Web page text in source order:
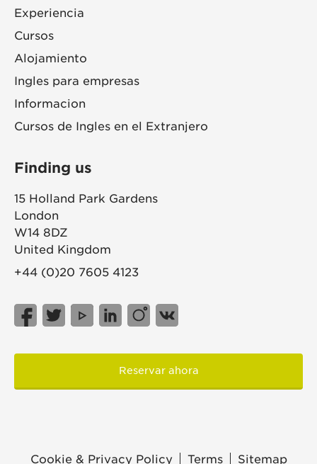
Experiencia
Cursos
Alojamiento
Ingles para empresas
Informacion
Cursos de Ingles en el Extranjero
Finding us
15 Holland Park Gardens
London
W14 8DZ
United Kingdom
+44 (0)20 7605 4123
Reservar ahora
Cookie & Privacy Policy Terms Sitemap